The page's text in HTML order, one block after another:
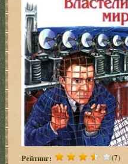
Рейтинг: (7)